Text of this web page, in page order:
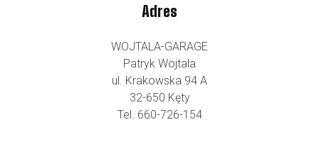
Adres
WOJTALA-GARAGE
Patryk Wojtala
ul. Krakowska 94 A
32-650 Kęty
Tel. 660-726-154